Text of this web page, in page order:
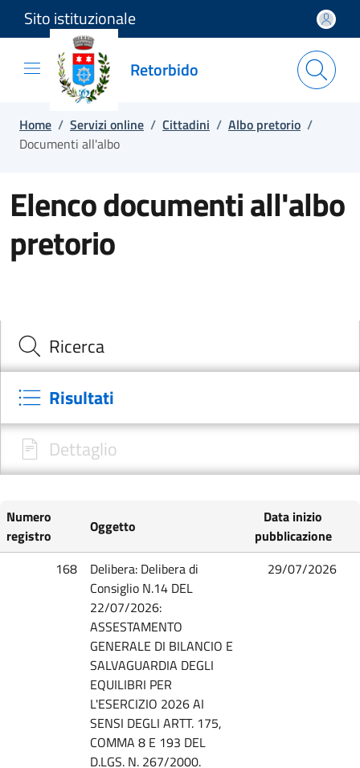
Salta e vai al contenuto
Salta e vai al footer
Sito istituzionale
Retorbido
Home / Servizi online / Cittadini / Albo pretorio /
Documenti all'albo
Elenco documenti all'albo
pretorio
Ricerca
Risultati
Dettaglio
Numero
registro
Oggetto
Data inizio
pubblicazione
168
Delibera: Delibera di
Consiglio N.14 DEL
22/07/2026:
ASSESTAMENTO
GENERALE DI BILANCIO E
SALVAGUARDIA DEGLI
EQUILIBRI PER
L'ESERCIZIO 2026 AI
SENSI DEGLI ARTT. 175,
COMMA 8 E 193 DEL
D.LGS. N. 267/2000.
29/07/2026